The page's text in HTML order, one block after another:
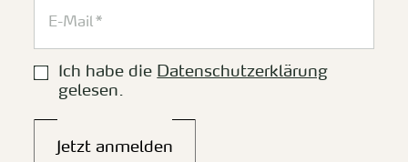
Ich habe die Datenschutzerklärung
gelesen.
Jetzt anmelden